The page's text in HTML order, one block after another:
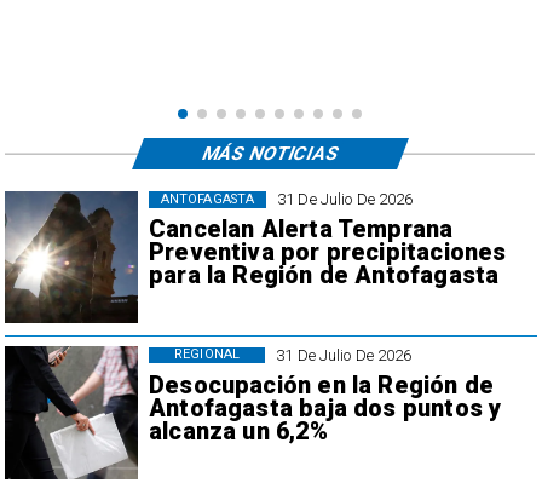
31 De Julio De 2026
Cancelan Alerta Temprana
Preventiva por precipitaciones
para la Región de Antofagasta
ANTOFAGASTA
31 De Julio De 2026
Desocupación en la Región de
Antofagasta baja dos puntos y
alcanza un 6,2%
REGIONAL
MÁS NOTICIAS